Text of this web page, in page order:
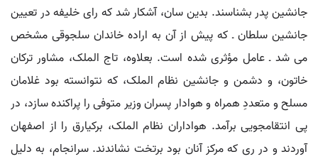
جانشین پدر بشناسند. بدین سان، آشکار شد که رای خلیفه در تعیین
جانشین سلطان ـ که پیش از آن به اراده خاندان سلجوقی مشخص
می شد ـ عامل مؤثری شده است. بعلاوه، تاج الملک، مشاور ترکان
خاتون، و دشمن و جانشین نظام الملک، که نتوانسته بود غلامان
مسلح و متعددِ همراه و هوادار پسران وزیر متوفی را پراکنده سازد، در
پی انتقامجویی برآمد. هواداران نظام الملک، برکیارق را از اصفهان
آوردند و در ری که مرکز آنان بود برتخت نشاندند. سرانجام، به دلیل